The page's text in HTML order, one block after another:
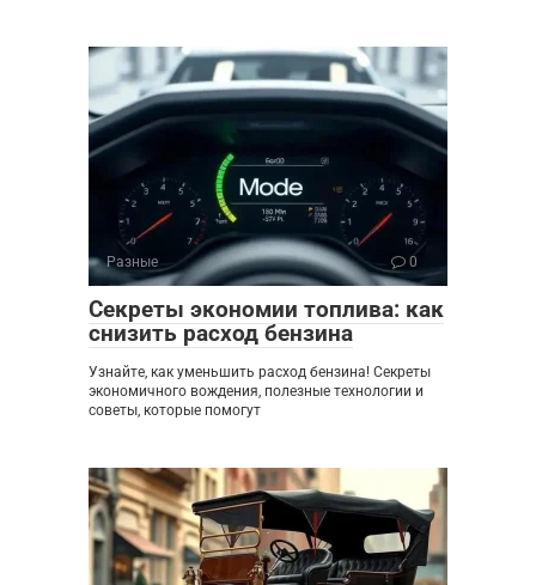
Разные 0
Секреты экономии топлива: как
снизить расход бензина
Узнайте, как уменьшить расход бензина! Секреты
экономичного вождения, полезные технологии и
советы, которые помогут